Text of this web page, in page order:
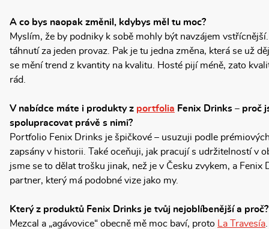
A co bys naopak změnil, kdybys měl tu moc?
Myslím, že by podniky k sobě mohly být navzájem
táhnutí za jeden provaz. Pak je tu jedna změna, která se už
se mění trend z kvantity na kvalitu. Hosté pijí méně, zato
rád.
V nabídce máte i produkty z portfolia Fenix Drinks – proč
spolupracovat právě s nimi?
Portfolio Fenix Drinks je špičkové – usuzuji podle
zapsány v historii. Také oceňuji, jak pracují s udržitelností v
jsme se to dělat trošku jinak, než je v Česku zvykem, a Fenix
partner, který má podobné vize jako my.
Který z produktů Fenix Drinks je tvůj nejoblíbenější a proč?
Mezcal a „agávovice“ obecně mě moc baví, proto
La Travesía